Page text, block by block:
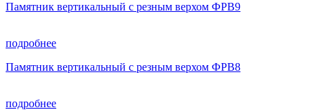
Памятник вертикальный с резным верхом ФРВ9
подробнее
Памятник вертикальный с резным верхом ФРВ8
подробнее